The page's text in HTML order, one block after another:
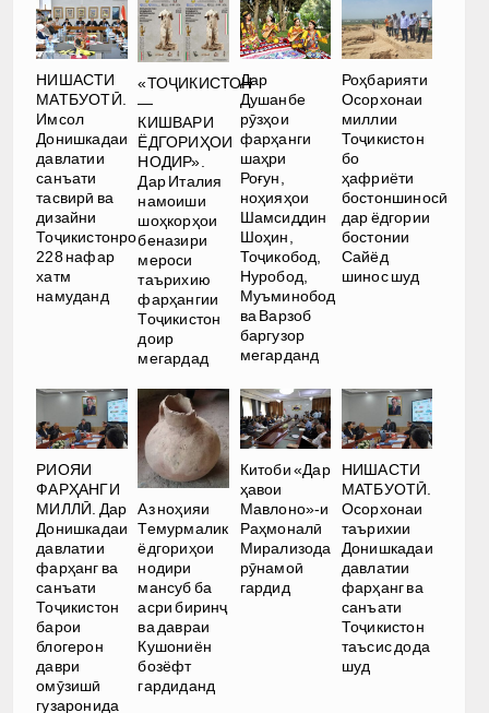
НИШАСТИ
МАТБУОТӢ.
Имсол
Донишкадаи
давлатии
санъати
тасвирӣ ва
дизайни
Тоҷикистонро
228 нафар
хатм
намуданд
«ТОҶИКИСТОН
—
КИШВАРИ
ЁДГОРИҲОИ
НОДИР».
Дар Италия
намоиши
шоҳкорҳои
беназири
мероси
таърихию
фарҳангии
Тоҷикистон
доир
мегардад
Дар
Душанбе
рӯзҳои
фарҳанги
шаҳри
Роғун,
ноҳияҳои
Шамсиддин
Шоҳин,
Тоҷикобод,
Нуробод,
Муъминобод
ва Варзоб
баргузор
мегарданд
Роҳбарияти
Осорхонаи
миллии
Тоҷикистон
бо
ҳафриёти
бостоншиносӣ
дар ёдгории
бостонии
Сайёд
шинос шуд
РИОЯИ
ФАРҲАНГИ
МИЛЛӢ. Дар
Донишкадаи
давлатии
фарҳанг ва
санъати
Тоҷикистон
барои
блогерон
даври
омӯзишӣ
гузаронида
Аз ноҳияи
Темурмалик
ёдгориҳои
нодири
мансуб ба
асри биринҷ
ва давраи
Кушониён
бозёфт
гардиданд
Китоби «Дар
ҳавои
Мавлоно»-и
Раҳмоналӣ
Мирализода
рӯнамоӣ
гардид
НИШАСТИ
МАТБУОТӢ.
Осорхонаи
таърихии
Донишкадаи
давлатии
фарҳанг ва
санъати
Тоҷикистон
таъсис дода
шуд